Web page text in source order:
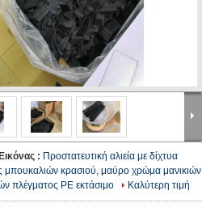
: Προστατευτική αλιεία με δίχτυα
μπουκαλιών κρασιού, μαύρο χρώμα μανικιών
πλέγματος PE εκτάσιμο
Καλύτερη τιμή